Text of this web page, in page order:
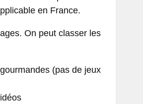
en France.
On peut classer les
(pas de jeux